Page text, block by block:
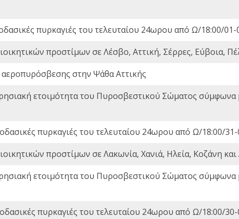
πυρκαγιές του τελευταίου 24ωρου από Ω/18:00/
προστίμων σε Λέσβο, Αττική, Σέρρες, Εύβοια,
στην Ψάθα Αττικής
ετοιμότητα του Πυροσβεστικού Σώματος
πυρκαγιές του τελευταίου 24ωρου από Ω/18:00/
προστίμων σε Λακωνία, Χανιά, Ηλεία, Κοζάνη και
ετοιμότητα του Πυροσβεστικού Σώματος
πυρκαγιές του τελευταίου 24ωρου από Ω/18:00/